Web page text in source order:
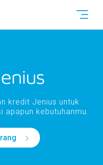
kredit Jenius untuk
apapun kebutuhanmu.